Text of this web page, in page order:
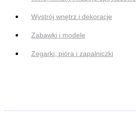
Wystrój wnętrz i dekoracje
Zabawki i modele
Zegarki, pióra i zapalniczki